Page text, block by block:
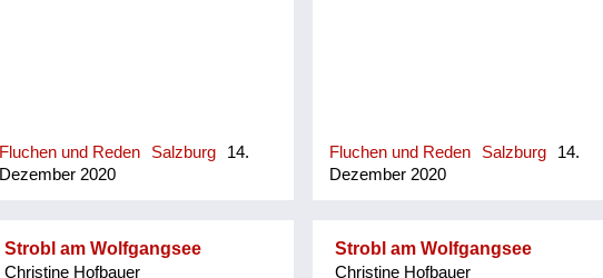
dieser Sprache geweckt und dabei
ein Lexikon mit 1500 Worten von
Fluchen und Reden Salzburg
14.
Dezember 2020
Fluchen und Reden Salzburg
14.
Dezember 2020
Strobl am Wolfgangsee
Christine Hofbauer
Strobl am Wolfgangsee
Christine Hofbauer